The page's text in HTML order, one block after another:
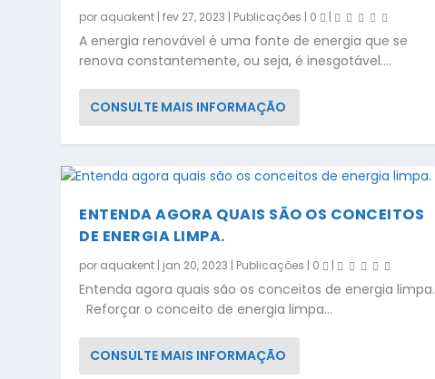
por aquakent |fev 27, 2023 | Publicações | 0 |
A energia renovável é uma fonte de energia que se
renova constantemente, ou seja, é inesgotável....
CONSULTE MAIS INFORMAÇÃO
ENTENDA AGORA QUAIS SÃO OS CONCEITOS
DE ENERGIA LIMPA.
por aquakent | jan 20, 2023 | Publicações | 0 |
Entenda agora quais são os conceitos de energia limpa.
Reforçar o conceito de energia limpa...
CONSULTE MAIS INFORMAÇÃO